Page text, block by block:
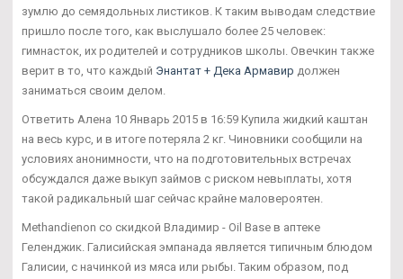
зумлю до семядольных листиков. К таким выводам следствие
пришло после того, как выслушало более 25 человек:
гимнасток, их родителей и сотрудников школы. Овечкин также
верит в то, что каждый Энантат + Дека Армавир должен
заниматься своим делом.
Ответить Алена 10 Январь 2015 в 16:59 Купила жидкий каштан
на весь курс, и в итоге потеряла 2 кг. Чиновники сообщили на
условиях анонимности, что на подготовительных встречах
обсуждался даже выкуп займов с риском невыплаты, хотя
такой радикальный шаг сейчас крайне маловероятен.
Methandienon со скидкой Владимир - Oil Base в аптеке
Геленджик. Галисийская эмпанада является типичным блюдом
Галисии, с начинкой из мяса или рыбы. Таким образом, под